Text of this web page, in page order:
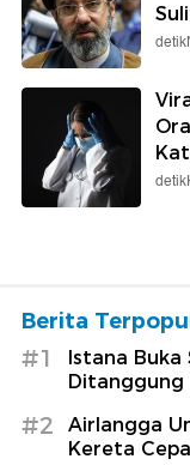
Berita
#1
Istana
Ditanggung
#2
Airlangga
Kereta